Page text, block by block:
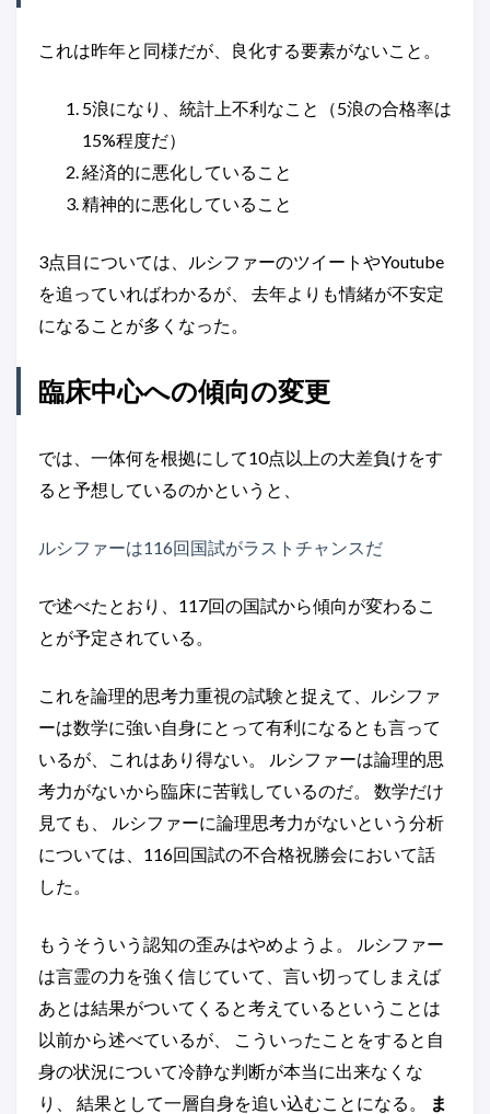
これは昨年と同様だが、良化する要素がないこと。
5浪になり、統計上不利なこと（5浪の合格率は
15%程度だ）
経済的に悪化していること
精神的に悪化していること
3点目については、ルシファーのツイートやYoutube
を追っていればわかるが、 去年よりも情緒が不安定
になることが多くなった。
臨床中心への傾向の変更
では、一体何を根拠にして10点以上の大差負けをす
ると予想しているのかというと、
ルシファーは116回国試がラストチャンスだ
で述べたとおり、117回の国試から傾向が変わるこ
とが予定されている。
これを論理的思考力重視の試験と捉えて、ルシファ
ーは数学に強い自身にとって有利になるとも言って
いるが、これはあり得ない。 ルシファーは論理的思
考力がないから臨床に苦戦しているのだ。 数学だけ
見ても、 ルシファーに論理思考力がないという分析
については、116回国試の不合格祝勝会において話
した。
もうそういう認知の歪みはやめようよ。 ルシファー
は言霊の力を強く信じていて、言い切ってしまえば
あとは結果がついてくると考えているということは
以前から述べているが、 こういったことをすると自
身の状況について冷静な判断が本当に出来なくな
り、 結果として一層自身を追い込むことになる。
ま